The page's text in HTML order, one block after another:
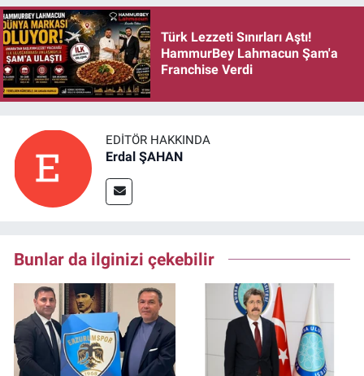
Türk Lezzeti Sınırları Aştı!
HammurBey Lahmacun Şam'a
Franchise Verdi
EDITÖR HAKKINDA
Erdal ŞAHAN
Bunlar da ilginizi çekebilir